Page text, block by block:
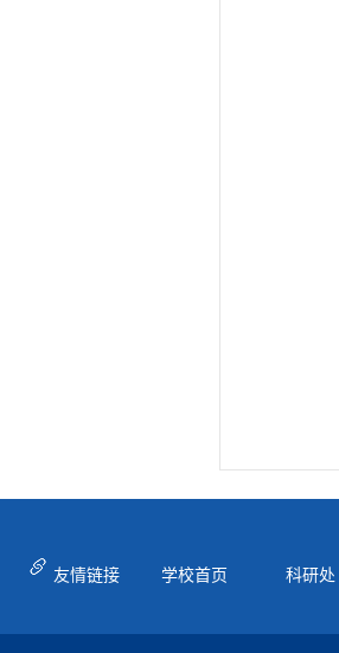
友情链接 学校首页 科研处